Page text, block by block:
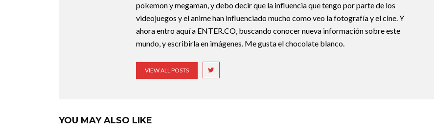
pokemon y megaman, y debo decir que la influencia que tengo por parte de los
videojuegos y el anime han influenciado mucho como veo la fotografía y el cine. Y
ahora entro aquí a ENTER.CO, buscando conocer nueva información sobre este
mundo, y escribirla en imágenes. Me gusta el chocolate blanco.
VIEW ALL POSTS
YOU MAY ALSO LIKE